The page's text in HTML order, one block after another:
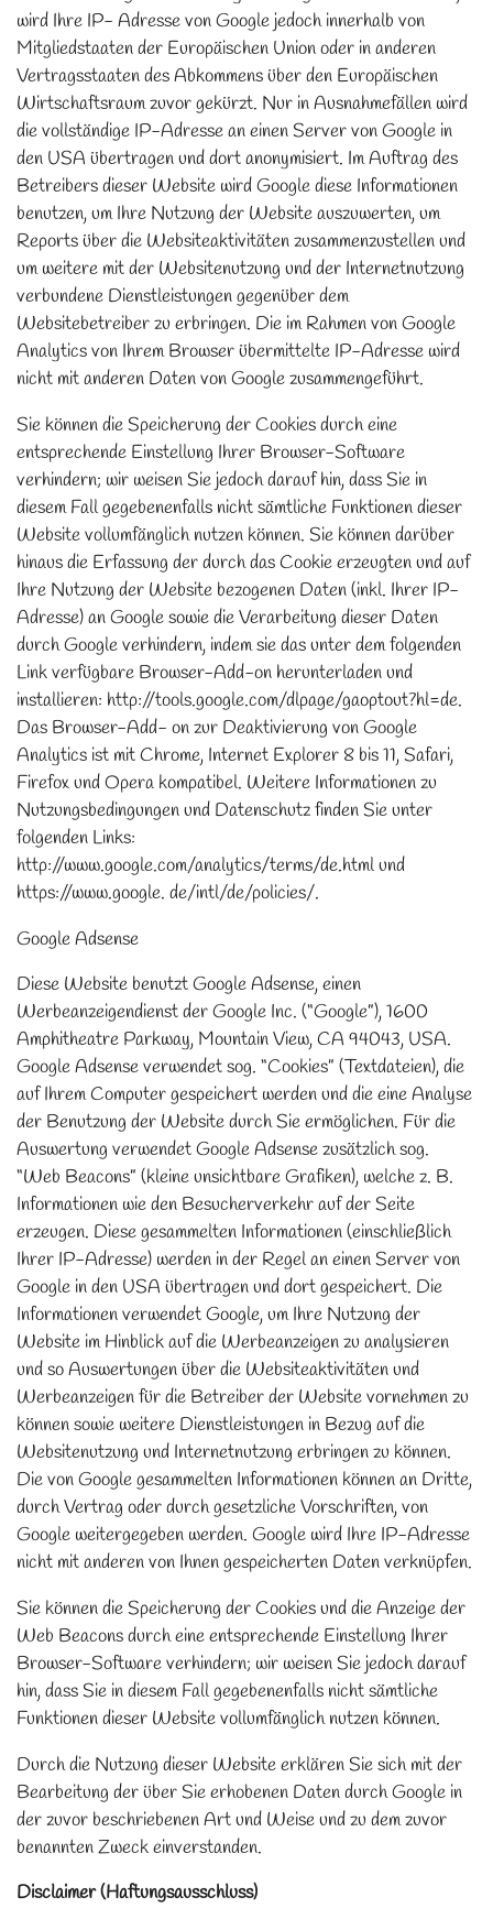
wird Ihre IP- Adresse von Google jedoch innerhalb von
Mitgliedstaaten der Europäischen Union oder in anderen
Vertragsstaaten des Abkommens über den Europäischen
Wirtschaftsraum zuvor gekürzt. Nur in Ausnahmefällen wird
die vollständige IP-Adresse an einen Server von Google in
den USA übertragen und dort anonymisiert. Im Auftrag des
Betreibers dieser Website wird Google diese Informationen
benutzen, um Ihre Nutzung der Website auszuwerten, um
Reports über die Websiteaktivitäten zusammenzustellen und
um weitere mit der Websitenutzung und der Internetnutzung
verbundene Dienstleistungen gegenüber dem
Websitebetreiber zu erbringen. Die im Rahmen von Google
Analytics von Ihrem Browser übermittelte IP-Adresse wird
nicht mit anderen Daten von Google zusammengeführt.
Sie können die Speicherung der Cookies durch eine
entsprechende Einstellung Ihrer Browser-Software
verhindern; wir weisen Sie jedoch darauf hin, dass Sie in
diesem Fall gegebenenfalls nicht sämtliche Funktionen dieser
Website vollumfänglich nutzen können. Sie können darüber
hinaus die Erfassung der durch das Cookie erzeugten und auf
Ihre Nutzung der Website bezogenen Daten (inkl. Ihrer IP-
Adresse) an Google sowie die Verarbeitung dieser Daten
durch Google verhindern, indem sie das unter dem folgenden
Link verfügbare Browser-Add-on herunterladen und
installieren: http://tools.google.com/dlpage/gaoptout?hl=de.
Das Browser-Add- on zur Deaktivierung von Google
Analytics ist mit Chrome, Internet Explorer 8 bis 11, Safari,
Firefox und Opera kompatibel. Weitere Informationen zu
Nutzungsbedingungen und Datenschutz finden Sie unter
folgenden Links:
http://www.google.com/analytics/terms/de.html und
https://www.google. de/intl/de/policies/.
Google Adsense
Diese Website benutzt Google Adsense, einen
Werbeanzeigendienst der Google Inc. (“Google”), 1600
Amphitheatre Parkway, Mountain View, CA 94043, USA.
Google Adsense verwendet sog. “Cookies” (Textdateien), die
auf Ihrem Computer gespeichert werden und die eine Analyse
der Benutzung der Website durch Sie ermöglichen. Für die
Auswertung verwendet Google Adsense zusätzlich sog.
“Web Beacons” (kleine unsichtbare Grafiken), welche z. B.
Informationen wie den Besucherverkehr auf der Seite
erzeugen. Diese gesammelten Informationen (einschließlich
Ihrer IP-Adresse) werden in der Regel an einen Server von
Google in den USA übertragen und dort gespeichert. Die
Informationen verwendet Google, um Ihre Nutzung der
Website im Hinblick auf die Werbeanzeigen zu analysieren
und so Auswertungen über die Websiteaktivitäten und
Werbeanzeigen für die Betreiber der Website vornehmen zu
können sowie weitere Dienstleistungen in Bezug auf die
Websitenutzung und Internetnutzung erbringen zu können.
Die von Google gesammelten Informationen können an Dritte,
durch Vertrag oder durch gesetzliche Vorschriften, von
Google weitergegeben werden. Google wird Ihre IP-Adresse
nicht mit anderen von Ihnen gespeicherten Daten verknüpfen.
Sie können die Speicherung der Cookies und die Anzeige der
Web Beacons durch eine entsprechende Einstellung Ihrer
Browser-Software verhindern; wir weisen Sie jedoch darauf
hin, dass Sie in diesem Fall gegebenenfalls nicht sämtliche
Funktionen dieser Website vollumfänglich nutzen können.
Durch die Nutzung dieser Website erklären Sie sich mit der
Bearbeitung der über Sie erhobenen Daten durch Google in
der zuvor beschriebenen Art und Weise und zu dem zuvor
benannten Zweck einverstanden.
Disclaimer (Haftungsausschluss)